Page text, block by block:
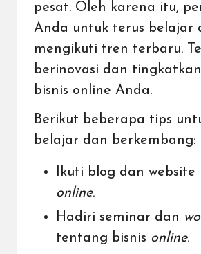
pesat. Oleh karena itu,
Anda untuk terus belajar
mengikuti tren terbaru.
berinovasi dan
bisnis online Anda.
Berikut beberapa tips
belajar dan berkembang:
Ikuti blog dan website
online.
Hadiri seminar dan
tentang bisnis online.